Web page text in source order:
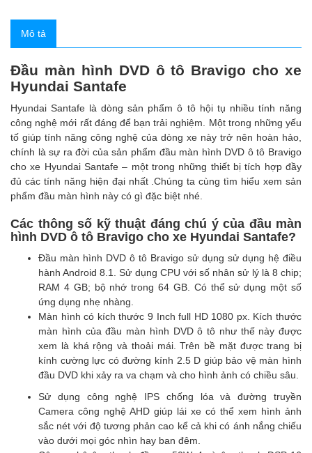
Mô tả
Đầu màn hình DVD ô tô Bravigo cho xe
Hyundai Santafe
Hyundai Santafe là dòng sản phẩm ô tô hội tụ nhiều tính năng
công nghệ mới rất đáng để bạn trải nghiệm. Một trong những yếu
tố giúp tính năng công nghệ của dòng xe này trở nên hoàn hảo,
chính là sự ra đời của sản phẩm đầu màn hình DVD ô tô Bravigo
cho xe Hyundai Santafe – một trong những thiết bị tích hợp đầy
đủ các tính năng hiện đại nhất .Chúng ta cùng tìm hiểu xem sản
phẩm đầu màn hình này có gì đặc biệt nhé.
Các thông số kỹ thuật đáng chú ý của đầu màn
hình DVD ô tô Bravigo cho xe Hyundai Santafe?
Đầu màn hình DVD ô tô Bravigo sử dụng sử dụng hệ điều
hành Android 8.1. Sử dụng CPU với số nhân sử lý là 8 chip;
RAM 4 GB; bộ nhớ trong 64 GB. Có thể sử dụng một số
ứng dụng nhẹ nhàng.
Màn hình có kích thước 9 Inch full HD 1080 px. Kích thước
màn hình của đầu màn hình DVD ô tô như thế này được
xem là khá rộng và thoải mái. Trên bề mặt được trang bị
kính cường lực có đường kính 2.5 D giúp bảo vệ màn hình
đầu DVD khi xảy ra va chạm và cho hình ảnh có chiều sâu.
Sử dụng công nghệ IPS chống lóa và đường truyền
Camera công nghệ AHD giúp lái xe có thể xem hình ảnh
sắc nét với độ tương phản cao kể cả khi có ánh nắng chiếu
vào dưới mọi góc nhìn hay ban đêm.